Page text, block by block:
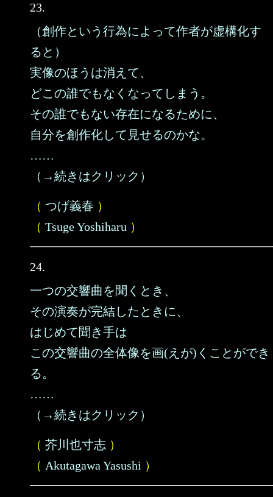
23.
（創作という行為によって作者が虚構化す
ると）
実像のほうは消えて、
どこの誰でもなくなってしまう。
その誰でもない存在になるために、
自分を創作化して見せるのかな。
……
（→続きはクリック）
（ つげ義春 ）
（ Tsuge Yoshiharu ）
24.
一つの交響曲を聞くとき、
その演奏が完結したときに、
はじめて聞き手は
この交響曲の全体像を画(えが)くことができ
る。
……
（→続きはクリック）
（ 芥川也寸志 ）
（ Akutagawa Yasushi ）